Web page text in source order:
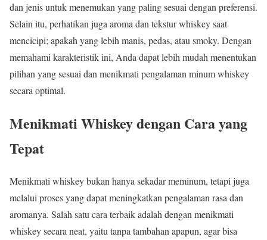
dan jenis untuk menemukan yang paling sesuai dengan preferensi.
Selain itu, perhatikan juga aroma dan tekstur whiskey saat
mencicipi; apakah yang lebih manis, pedas, atau smoky. Dengan
memahami karakteristik ini, Anda dapat lebih mudah menentukan
pilihan yang sesuai dan menikmati pengalaman minum whiskey
secara optimal.
Menikmati Whiskey dengan Cara yang
Tepat
Menikmati whiskey bukan hanya sekadar meminum, tetapi juga
melalui proses yang dapat meningkatkan pengalaman rasa dan
aromanya. Salah satu cara terbaik adalah dengan menikmati
whiskey secara neat, yaitu tanpa tambahan apapun, agar bisa